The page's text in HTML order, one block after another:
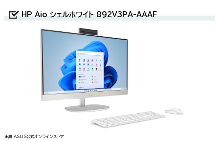
HP Aio シェルホワイト 892V3PA-AAAF
出典:ASUS公式オンラインストア